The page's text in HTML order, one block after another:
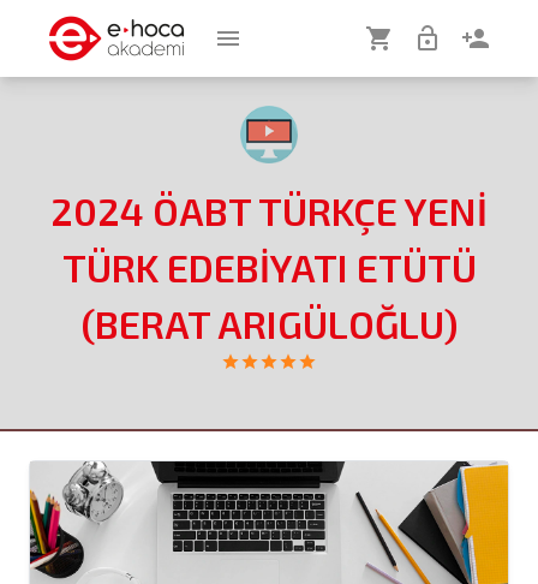
menu shopping_cart lock_open person_add
2024 ÖABT TÜRKÇE YENİ
TÜRK EDEBİYATI ETÜTÜ
(BERAT ARIGÜLOĞLU)
starstarstarstarstar